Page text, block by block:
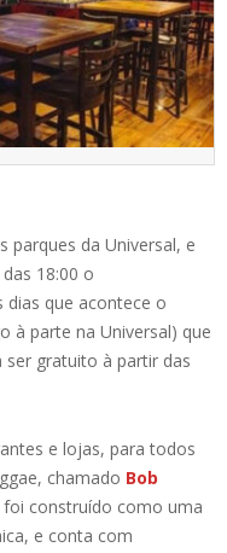
parques da Universal, e
18:00 o
que acontece o
à parte na Universal) que
gratuito à partir das
e lojas, para todos
chamado Bob
foi construído como uma
e conta com